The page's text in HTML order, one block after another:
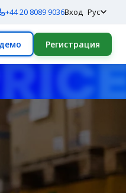
+44 20 8089 9036Вход Рус
Регистрация